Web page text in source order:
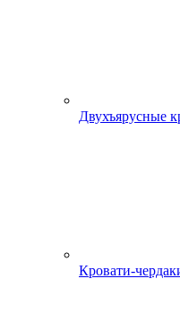
Двухъярусные
Кровати-